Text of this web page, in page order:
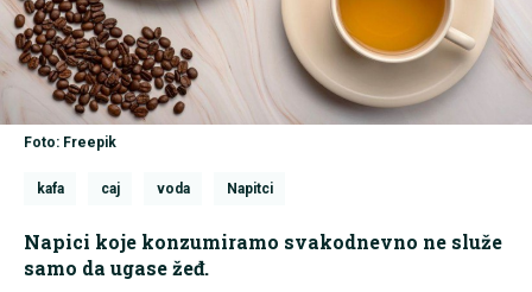
Foto: Freepik
kafa caj voda Napitci
Napici koje konzumiramo svakodnevno ne služe
samo da ugase žeđ.